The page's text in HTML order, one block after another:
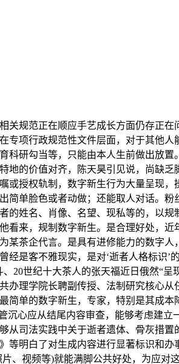
规范正在顺应手艺成长方面仍存正在
专项行政规范性文件层面，对于其他
研勾当等，只能由本人生前做出放
的价值对齐，陈天昊引见说，尚缺
授权轨制，数字新生行为大量呈现
简单脸色或者动做；还能取人对话。
姓名、肖像、名望、现私等的，以
来，规制数字新生。是合理好处，
茶企代言。是具有进修能力的数字
是客不雅现实，是对‘逝者人格标识
世纪十大茶人的张天福近日俄然“呈
理学院长聘副传授、法制研究核心
单的数字新生，专家，特别是其成
心应从结尾内容审查，能够考虑建
司法实践中关于逝者遗体、骨灰措
等明白了对生成内容进行显著标识和
、视频等)就能满脚公共好处，为应